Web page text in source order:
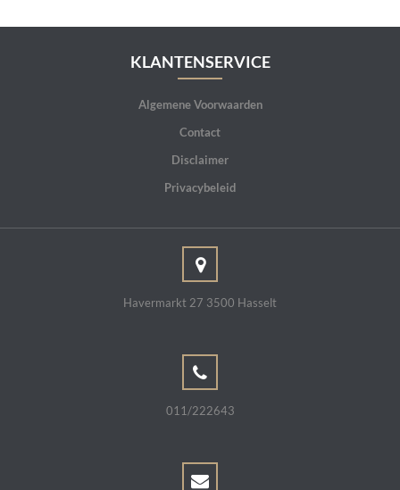
KLANTENSERVICE
Algemene Voorwaarden
Contact
Disclaimer
Privacybeleid
Havermarkt 27 3500 Hasselt
011/222643